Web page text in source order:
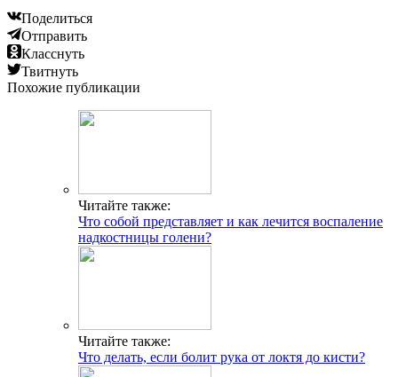
Поделиться
Отправить
Класснуть
Твитнуть
Похожие публикации
Читайте также:
Что собой представляет и как лечится воспаление
надкостницы голени?
Читайте также:
Что делать, если болит рука от локтя до кисти?